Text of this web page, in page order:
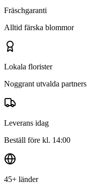
Fräschgaranti
Alltid färska blommor
Lokala florister
Noggrant utvalda partners
Leverans idag
Beställ före kl. 14:00
45+ länder